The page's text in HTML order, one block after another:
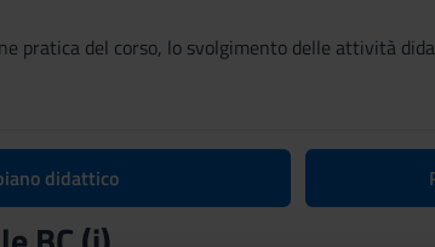
pratica del corso, lo svolgimento delle attività
didattico